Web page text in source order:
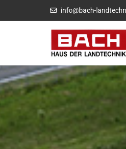
info@bach-